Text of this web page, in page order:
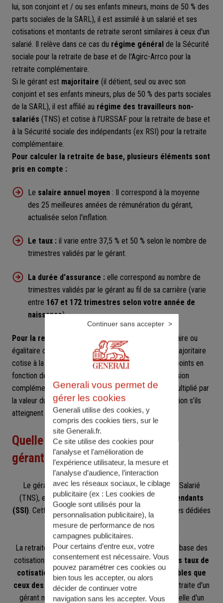
lui, son conjoint et / ou ses enfants mineurs, moins de 50 % des
parts sociales de la SARL), il est assimilé à un salarié et ses
cotisations et montants de retraite seront similaires à ceux d'un
salarié. Il relève dans ce cas du régime général de la Sécurité
sociale pour la retraite de base et de l'Agirc-Arrco pour la
retraite complémentaire.
Si le gérant est majoritaire (il détient, seul ou avec son
conjoint et ses enfants mineurs, plus de 50 % des parts sociales
de la SARL), il est affilié au régime des travailleurs non-
salariés (TNS) et cotise à l’URSSAF pour la retraite de base et
à la Sécurité sociale des indépendants (ex RSI) pour la retraite
complémentaire.
Pour calculer la retraite de base, plusieurs éléments sont
pris en compte :
Le salaire annuel moyen : Il correspond à la moyenne
des 25 meilleures années de rémunération du gérant,
actualisée selon l'inflation.
Le taux : il varie entre 37,5 % et 50 % selon le nombre de
trimestres validés par le gérant.
La durée d’assurance : elle correspond au nombre de
trimestres validés par le gérant au fil de sa carrière (varie
entre 167 et 172 trimestres selon votre année de
naissance).
Pour la retraite complémentaire
, le gérant minoritaire ou
égalitaire cotise au régime Agirc-Arrco et le gérant majoritaire
cotise à la SSI. Dans les deux cas ils acquièrent des points en
fonction de leur rémunération. Ils percevront une pension
complémentaire égale au nombre de points acquis multiplié par
la valeur du point et pourront bénéficier d’une majoration s’ils
atteignent le taux plein pour leur retraite de base.
Quelle retraite pour un TNS ou un
gérant non salarié ?
Le gérant non salarié, aussi appelé Travailleur Non Salarié
(TNS), est affilié à laSécurité Sociale des Indépendants
(SSI) . Cette affiliation implique des cotisations sociales dédiées
à la retraite.
La retraite d'un gérant non salarié est calculée sur la base des
cotisations versées durant sa carrière. Cependant,
les taux de
cotisation des TNS sont généralement plus faibles que
ceux des salariés. Par conséquent, la pension de retraite d'un
gérant non salarié sera souvent moins élevée que celle d'un
Generali vous permet de
gérer les cookies
Generali utilise des cookies, y
compris des cookies tiers, sur le
site Generali.fr.
Ce site utilise des cookies pour
l’analyse et l'amélioration de
l’expérience utilisateur, la mesure et
l’analyse d’audience, l’interaction
avec les réseaux sociaux, le ciblage
publicitaire (ex : Les cookies de
Google sont utilisés pour la
personnalisation publicitaire), la
mesure de performance de nos
campagnes publicitaires.
Pour certains d’entre eux, votre
consentement est nécessaire. Vous
pouvez paramétrer ces cookies ou
bien tous les accepter, ou alors
décider de continuer votre
navigation sans les accepter. Vous
Continuer sans accepter